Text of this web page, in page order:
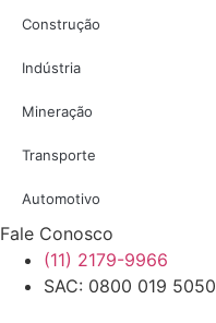
Construção
Indústria
Mineração
Transporte
Automotivo
Fale Conosco
(11) 2179-9966
SAC: 0800 019 5050